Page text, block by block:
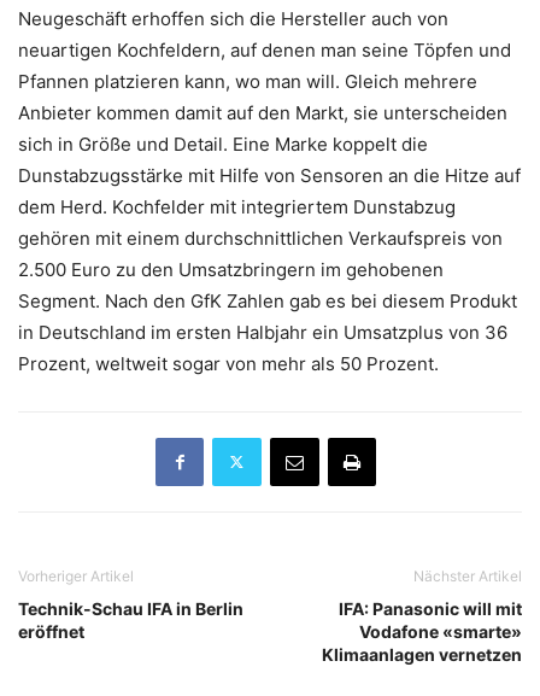
Neugeschäft erhoffen sich die Hersteller auch von
neuartigen Kochfeldern, auf denen man seine Töpfen und
Pfannen platzieren kann, wo man will. Gleich mehrere
Anbieter kommen damit auf den Markt, sie unterscheiden
sich in Größe und Detail. Eine Marke koppelt die
Dunstabzugsstärke mit Hilfe von Sensoren an die Hitze auf
dem Herd. Kochfelder mit integriertem Dunstabzug
gehören mit einem durchschnittlichen Verkaufspreis von
2.500 Euro zu den Umsatzbringern im gehobenen
Segment. Nach den GfK Zahlen gab es bei diesem Produkt
in Deutschland im ersten Halbjahr ein Umsatzplus von 36
Prozent, weltweit sogar von mehr als 50 Prozent.
Vorheriger Artikel
Technik-Schau IFA in Berlin
eröffnet
Nächster Artikel
IFA: Panasonic will mit
Vodafone «smarte»
Klimaanlagen vernetzen